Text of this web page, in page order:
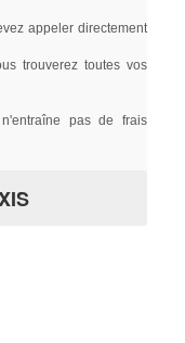
appeler directement
trouverez toutes vos
pas de frais